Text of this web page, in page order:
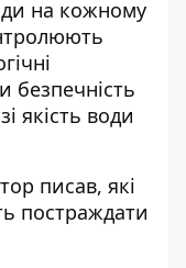
на кожному
безпечність
якість води
писав, які
постраждати